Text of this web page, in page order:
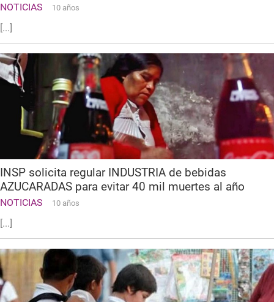
NOTICIAS 10 años
[...]
INSP solicita regular INDUSTRIA de bebidas
AZUCARADAS para evitar 40 mil muertes al año
NOTICIAS 10 años
[...]